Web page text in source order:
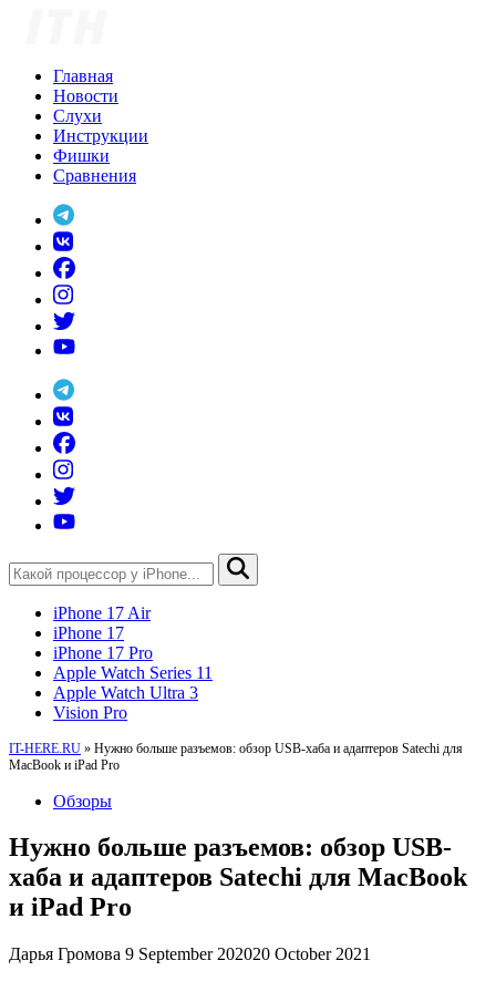
Главная
Новости
Слухи
Инструкции
Фишки
Сравнения
iPhone 17 Air
iPhone 17
iPhone 17 Pro
Apple Watch Series 11
Apple Watch Ultra 3
Vision Pro
IT-HERE.RU » Нужно больше разъемов: обзор USB-хаба и адаптеров Satechi для
MacBook и iPad Pro
Обзоры
Нужно больше разъемов: обзор USB-
хаба и адаптеров Satechi для MacBook
и iPad Pro
Дарья Громова 9 September 202020 October 2021